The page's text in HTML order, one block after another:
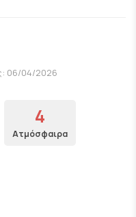
06/04/2026
4
Ατμόσφαιρα